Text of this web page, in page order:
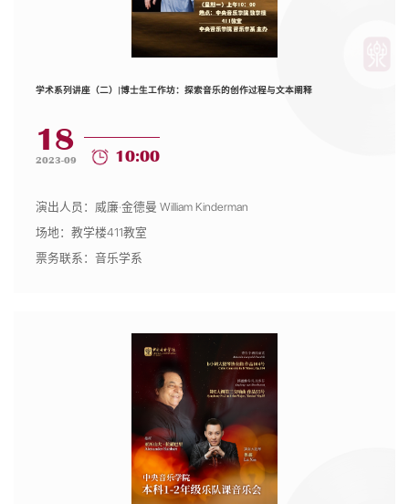
学术系列讲座（二）|博士生工作坊：探索音乐的创作过程与文本阐释
18
2023-09 10:00
演出人员：威廉·金德曼 William Kinderman
场地：教学楼411教室
票务联系：音乐学系